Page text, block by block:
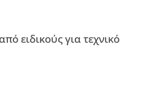
ειδικούς για τεχνικό